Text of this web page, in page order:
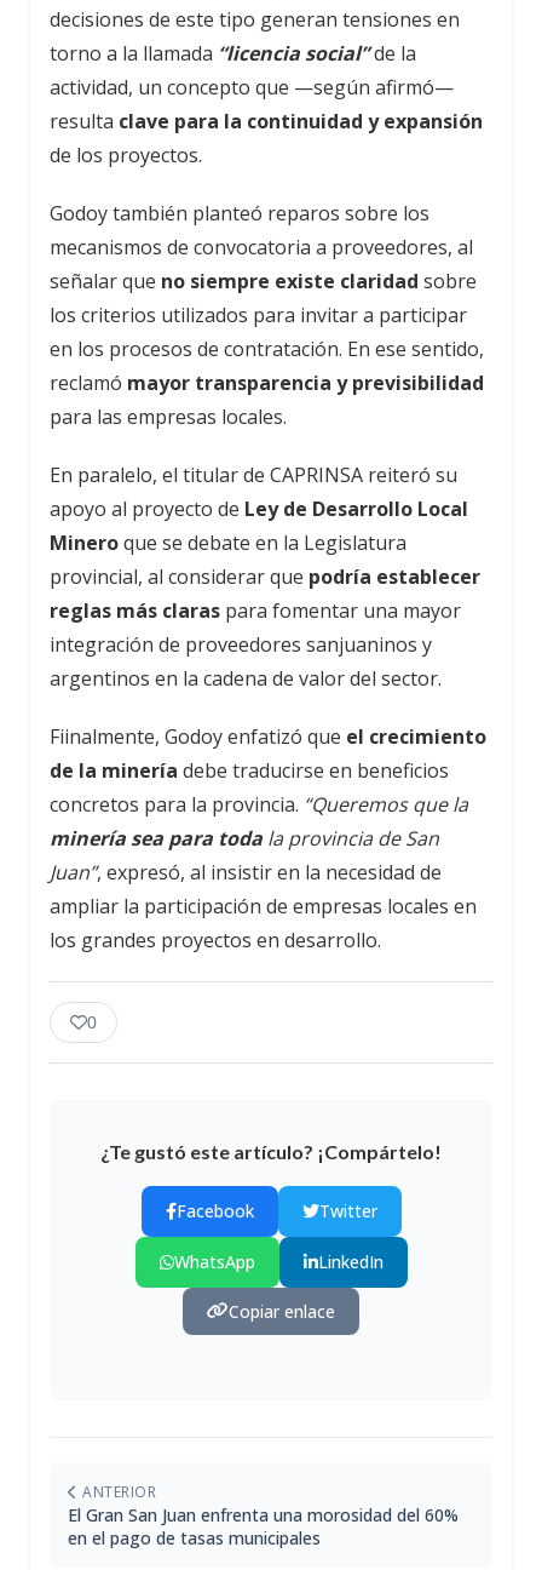
decisiones de este tipo generan tensiones en
torno a la llamada “licencia social”de la
actividad, un concepto que —según afirmó—
resulta clave para la continuidad y expansión
de los proyectos.
Godoy también planteó reparos sobre los
mecanismos de convocatoria a proveedores, al
señalar que no siempre existe claridad sobre
los criterios utilizados para invitar a participar
en los procesos de contratación. En ese sentido,
reclamó mayor transparencia y previsibilidad
para las empresas locales.
En paralelo, el titular de CAPRINSA reiteró su
apoyo al proyecto de Ley de Desarrollo Local
Mineroque se debate en la Legislatura
provincial, al considerar que podría establecer
reglas más claras para fomentar una mayor
integración de proveedores sanjuaninos y
argentinos en la cadena de valor del sector.
Fiinalmente, Godoy enfatizó que el crecimiento
de la minería debe traducirse en beneficios
concretos para la provincia. “Queremos que la
minería sea para toda la provincia de San
Juan”, expresó, al insistir en la necesidad de
ampliar la participación de empresas locales en
los grandes proyectos en desarrollo.
0
¿Te gustó este artículo? ¡Compártelo!
Facebook Twitter
WhatsApp LinkedIn
Copiar enlace
ANTERIOR
El Gran San Juan enfrenta una morosidad del 60%
en el pago de tasas municipales